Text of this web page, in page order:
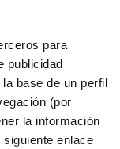
para
publicidad
base de un perfil
(por
la información
enlace
Care